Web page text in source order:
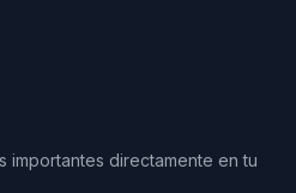
importantes directamente en tu